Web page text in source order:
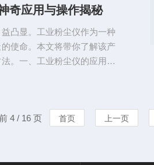
殖、公共场所空气质量检测
奇应用与操作揭秘
凸显。工业粉尘仪作为一种
使命。本文将带你了解该产
。一、工业粉尘仪的应用领
质量监测。4.科研机构：为研
4 / 16 页 首页 上一页